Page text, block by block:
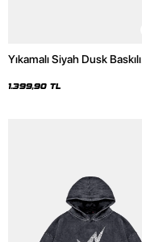
Yıkamalı Siyah Dusk Baskılı
1.399,90 TL